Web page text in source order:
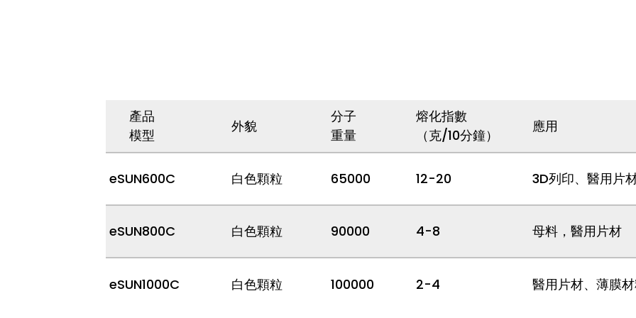
產品
模型
外貌
分子
重量
熔化指數
（克/10分鐘）
應用
eSUN600C 白色顆粒 65000 12-20 3D列印、醫用片
eSUN800C 白色顆粒 90000 4-8 母料，醫用片材
eSUN1000C 白色顆粒 100000 2-4 醫用片材、薄膜